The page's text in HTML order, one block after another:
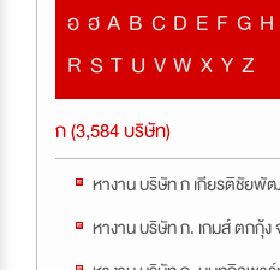
อ ฮ A B C D E F G H
R S T U V W X Y Z
ก (3,584 บริษัท)
หางาน บริษัท ก เกียรติชัยพั
หางาน บริษัท ก. เกมส์ ตกกุ้ง